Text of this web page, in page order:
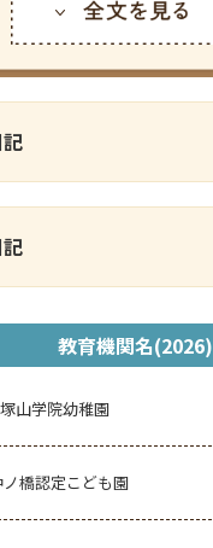
教育機関名(2026)
山学院幼稚園
橋認定こども園